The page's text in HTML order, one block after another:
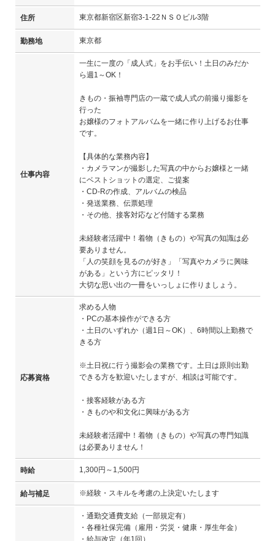
住所 東京都新宿区新宿3-1-22ＮＳＯビル3階
勤務地 東京都
仕事内容
一生に一度の「成人式」をお手伝い！土日のみだか
ら週1～OK！
きもの・振袖専門店の一蔵で成人式の前撮り撮影を
行った
お嬢様のフォトアルバムを一緒に作り上げるお仕事
です。
【具体的な業務内容】
・カメラマンが撮影した写真の中からお嬢様と一緒
にベストショットの選定、ご提案
・CD-Rの作成、アルバムの検品
・発送業務、伝票処理
・その他、接客対応など付随する業務
未経験者活躍中！着物（きもの）や写真の知識は必
要ありません。
「人の笑顔を見るのが好き」「写真やカメラに興味
がある」という方にピッタリ！
大切な思い出の一冊をいっしょに作りましょう。
応募資格
求める人物
・PCの基本操作ができる方
・土日のいずれか（週1日～OK）、6時間以上勤務で
きる方
※土日祝に行う撮影会の業務です。土日は原則出勤
できる方を歓迎いたしますが、相談は可能です。
・接客経験がある方
・きものや和文化に興味がある方
未経験者活躍中！着物（きもの）や写真の専門知識
は必要ありません！
時給 1,300円～1,500円
給与補足 ※経験・スキルを考慮の上決定いたします
・通勤交通費支給（一部規定有）
・各種社保完備（雇用・労災・健康・厚生年金）
・給与改定（年1回）